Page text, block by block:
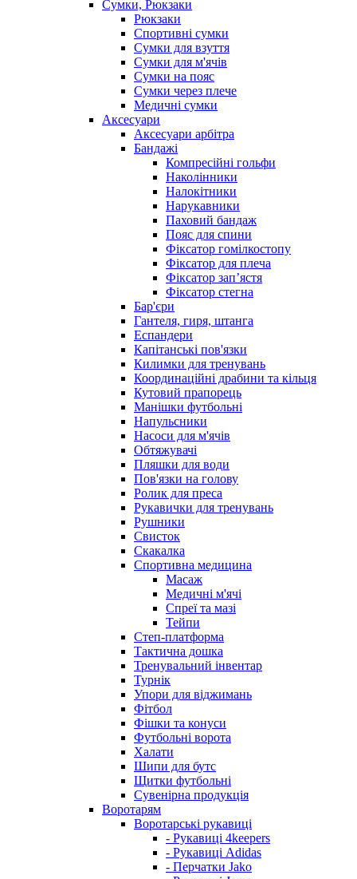
Сумки, Рюкзаки
Рюкзаки
Спортивні сумки
Сумки для взуття
Сумки для м'ячів
Сумки на пояс
Сумки через плече
Медичні сумки
Аксесуари
Аксесуари арбітра
Бандажі
Компресійні гольфи
Наколінники
Налокітники
Нарукавники
Паховий бандаж
Пояс для спини
Фіксатор гомілкостопу
Фіксатор для плеча
Фіксатор запʼястя
Фіксатор стегна
Бар'єри
Гантеля, гиря, штанга
Еспандери
Капітанські пов'язки
Килимки для тренувань
Координаційні драбини та кільця
Кутовий прапорець
Манішки футбольні
Напульсники
Насоси для м'ячів
Обтяжувачі
Пляшки для води
Пов'язки на голову
Ролик для преса
Рукавички для тренувань
Рушники
Свисток
Скакалка
Спортивна медицина
Масаж
Медичні м'ячі
Спреї та мазі
Тейпи
Степ-платформа
Тактична дошка
Тренувальний інвентар
Турнік
Упори для віджимань
Фітбол
Фішки та конуси
Футбольні ворота
Халати
Шипи для бутс
Щитки футбольні
Сувенірна продукція
Воротарям
Воротарські рукавиці
- Рукавиці 4keepers
- Рукавиці Adidas
- Перчатки Jako